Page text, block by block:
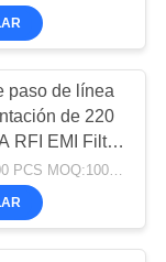
36
de rf del
paso de línea
de 220
RFI EMI Filtro
datos
RF para